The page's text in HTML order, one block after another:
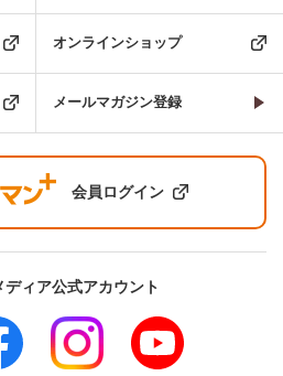
オンラインショップ
メールマガジン登録
会員ログイン
ディア公式アカウント